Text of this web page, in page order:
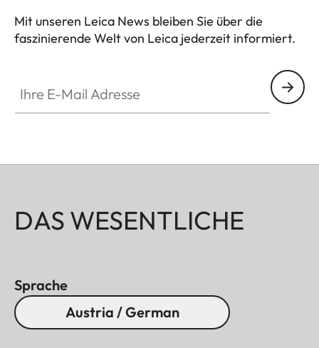
Mit unseren Leica News bleiben Sie über die
faszinierende Welt von Leica jederzeit informiert.
DAS WESENTLICHE
Sprache
Austria / German